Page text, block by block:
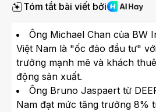
Tóm tắt bài viết bởi
Ông Michael Chan của BW
Việt Nam là "ốc đảo đầu tư"
trưởng mạnh mẽ và khách
động sản xuất.
Ông Bruno Jaspaert từ
Nam đạt mức tăng trưởng 8%